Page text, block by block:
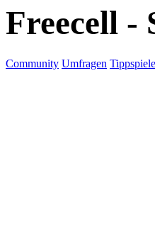
Freecell -
Community Umfragen Tippspiele